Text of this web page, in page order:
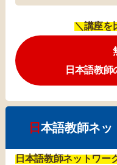
＼講座を
日本語教
日本語教師ネ
日本語教師ネットワー